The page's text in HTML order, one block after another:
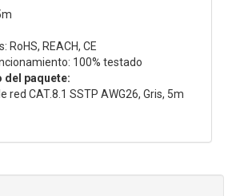
RoHS, REACH, CE
100% testado
del paquete:
red CAT.8.1 SSTP AWG26, Gris, 5m